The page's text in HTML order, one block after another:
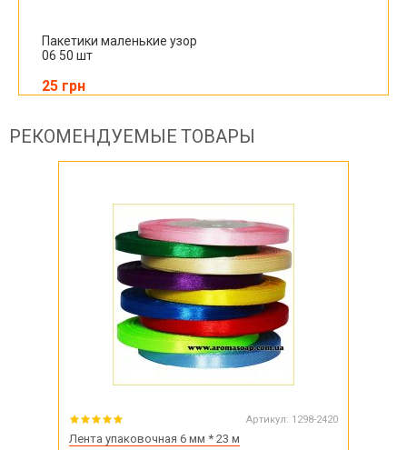
Пакетики маленькие узор
06 50 шт
25 грн
РЕКОМЕНДУЕМЫЕ ТОВАРЫ
Артикул: 1298-2420
Лента упаковочная 6 мм * 23 м